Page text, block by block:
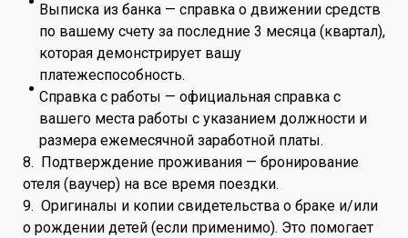
Выписка из банка — справка о движении средств
по вашему счету за последние 3 месяца (квартал),
которая демонстрирует вашу
платежеспособность.
Справка с работы — официальная справка с
вашего места работы с указанием должности и
размера ежемесячной заработной платы.
8. Подтверждение проживания — бронирование
отеля (ваучер) на все время поездки.
9. Оригиналы и копии свидетельства о браке и/или
о рождении детей (если применимо). Это помогает